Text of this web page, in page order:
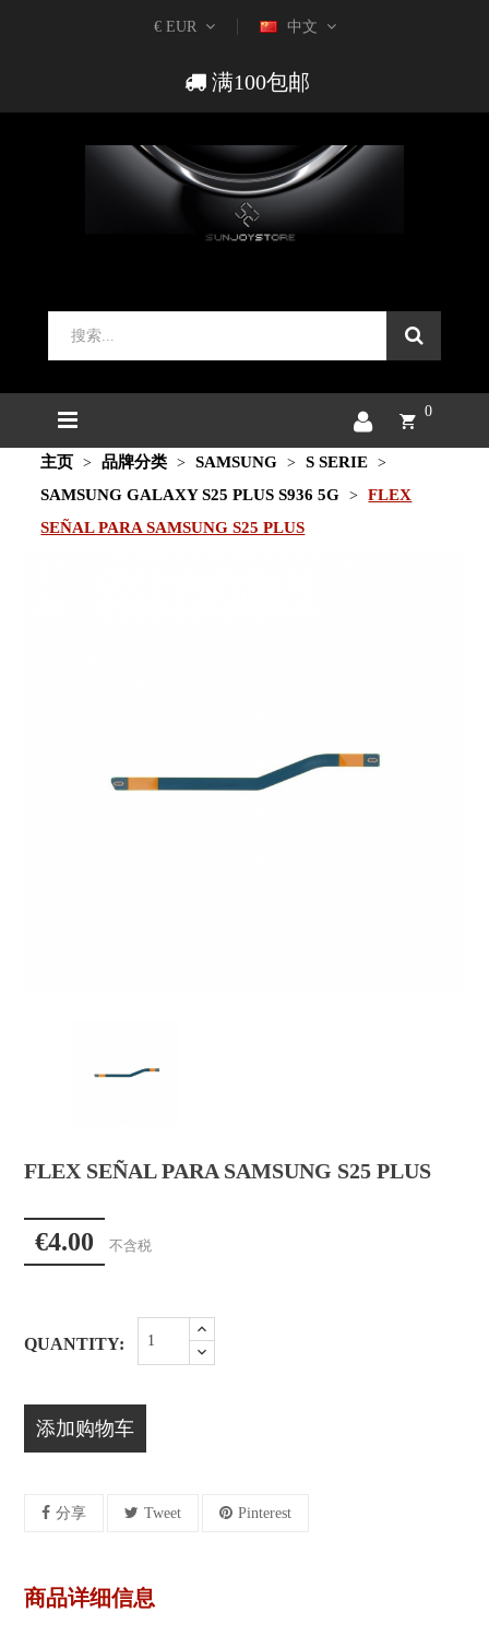
€ EUR 中文
满100包邮
0
主页 品牌分类 SAMSUNG
S SERIE
SAMSUNG GALAXY S25 PLUS S936 5G
FLEX
SEÑAL PARA SAMSUNG S25 PLUS
FLEX SEÑAL PARA SAMSUNG S25 PLUS
€4.00 不含税
QUANTITY:
添加购物车
分享 Tweet Pinterest
商品详细信息